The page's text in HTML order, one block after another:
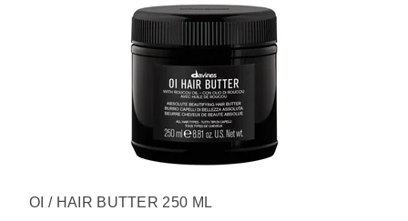
OI / HAIR BUTTER 250 ML